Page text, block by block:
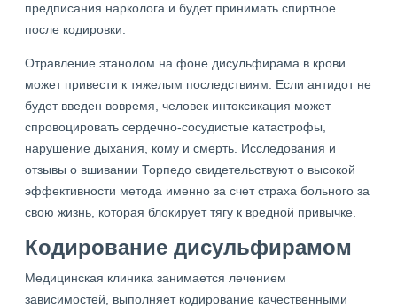
предписания нарколога и будет принимать спиртное
после кодировки.
Отравление этанолом на фоне дисульфирама в крови
может привести к тяжелым последствиям. Если антидот не
будет введен вовремя, человек интоксикация может
спровоцировать сердечно-сосудистые катастрофы,
нарушение дыхания, кому и смерть. Исследования и
отзывы о вшивании Торпедо свидетельствуют о высокой
эффективности метода именно за счет страха больного за
свою жизнь, которая блокирует тягу к вредной привычке.
Кодирование дисульфирамом
Медицинская клиника занимается лечением
зависимостей, выполняет кодирование качественными